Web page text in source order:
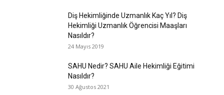
Diş Hekimliğinde Uzmanlık Kaç Yıl? Diş
Hekimliği Uzmanlık Öğrencisi Maaşları
Nasıldır?
24 Mayıs 2019
SAHU Nedir? SAHU Aile Hekimliği Eğitimi
Nasıldır?
30 Ağustos 2021